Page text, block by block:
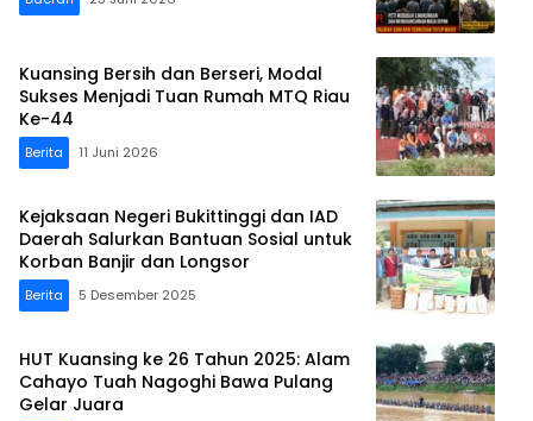
Kuansing Bersih dan Berseri, Modal
Sukses Menjadi Tuan Rumah MTQ Riau
Ke-44
Berita 11 Juni 2026
Kejaksaan Negeri Bukittinggi dan IAD
Daerah Salurkan Bantuan Sosial untuk
Korban Banjir dan Longsor
Berita 5 Desember 2025
HUT Kuansing ke 26 Tahun 2025: Alam
Cahayo Tuah Nagoghi Bawa Pulang
Gelar Juara